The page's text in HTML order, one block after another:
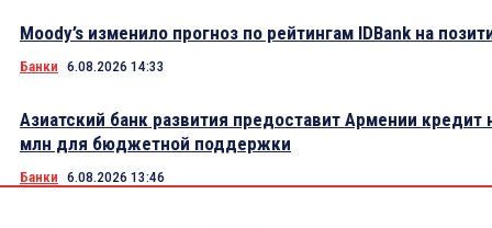
Moody’s изменило прогноз по рейтингам IDBank на
Банки 6.08.2026 14:33
Азиатский банк развития предоставит Армении кредит
млн для бюджетной поддержки
Банки 6.08.2026 13:46